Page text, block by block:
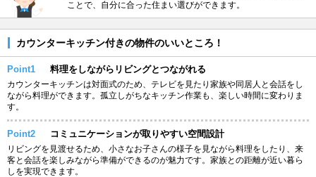
ことで、自分に合った住まい選びができます。
カウンターキッチン付きの物件のいいところ！
Point1 料理をしながらリビングとつながれる
カウンターキッチンは対面式のため、テレビを見たり家族や同居人と会話をし
ながら料理ができます。孤立しがちなキッチン作業も、楽しい時間に変わりま
す。
Point2 コミュニケーションが取りやすい空間設計
リビングを見渡せるため、小さなお子さんの様子を見ながら料理をしたり、来
客と会話を楽しみながら準備ができるのが魅力です。家族との距離が近い暮ら
しを実現できます。